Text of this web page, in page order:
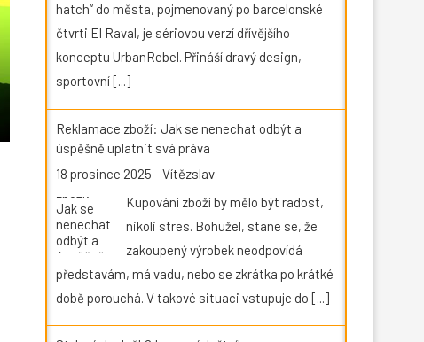
hatch“ do města, pojmenovaný po barcelonské
čtvrti El Raval, je sériovou verzí dřívějšího
konceptu UrbanRebel. Přináší dravý design,
sportovní [...]
Reklamace zboží: Jak se nenechat odbýt a
úspěšně uplatnit svá práva
18 prosince 2025 -Vítězslav
Kupování zboží by mělo být radost,
nikoli stres. Bohužel, stane se, že
zakoupený výrobek neodpovídá
představám, má vadu, nebo se zkrátka po krátké
době porouchá. V takové situaci vstupuje do [...]